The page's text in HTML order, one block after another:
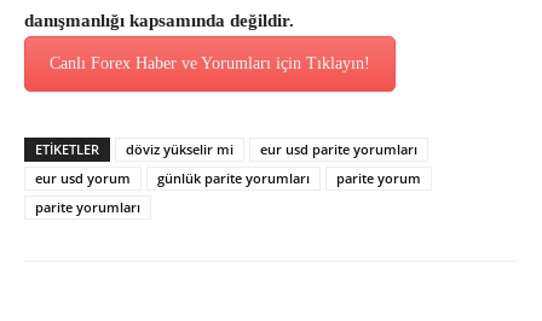
danışmanlığı kapsamında değildir.
Canlı Forex Haber ve Yorumları için Tıklayın!
ETİKETLER döviz yükselir mi
eur usd parite yorumları
eur usd yorum
günlük parite yorumları
parite yorum
parite yorumları